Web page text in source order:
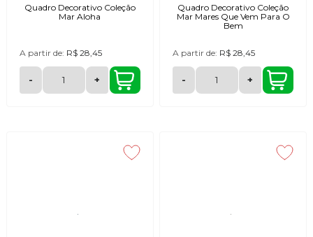
Quadro Decorativo Coleção
Mar Aloha
A partir de: R$ 28,45
- +
Quadro Decorativo Coleção
Mar Mares Que Vem Para O
Bem
A partir de: R$ 28,45
- +